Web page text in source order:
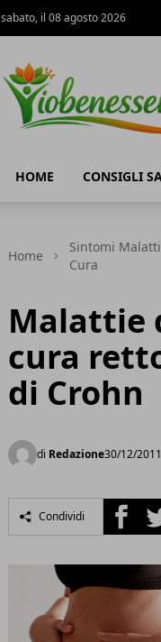
sabato, il 08 agosto 2026
HOME CONSIGLI
Home
Sintomi
Cura
Malattie
cura
di Crohn
di Redazione30/12/2011
Condividi